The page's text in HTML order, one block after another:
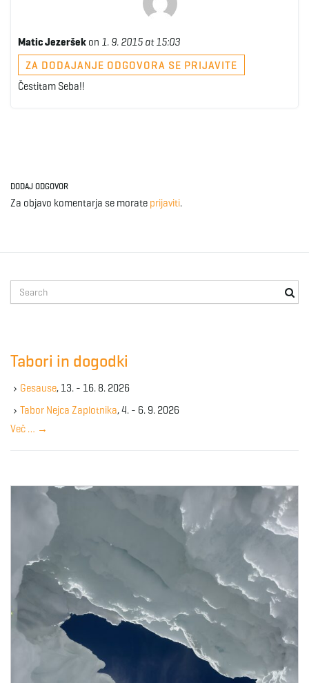
Matic Jezeršek on 1. 9. 2015 at 15:03
ZA DODAJANJE ODGOVORA SE PRIJAVITE
Čestitam Seba!!
DODAJ ODGOVOR
Za objavo komentarja se morate prijaviti.
e
e
y
w
r
Tabori in dogodki
Gesause, 13. - 16. 8. 2026
Tabor Nejca Zaplotnika, 4. - 6. 9. 2026
Več … →